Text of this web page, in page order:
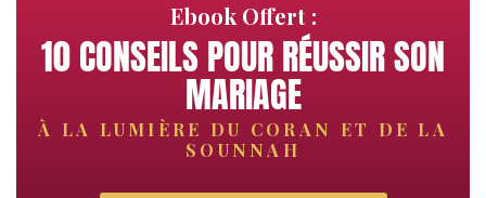
Ebook Offert :
10 CONSEILS POUR RÉUSSIR SON
MARIAGE
À LA LUMIÈRE DU CORAN ET DE LA
SOUNNAH